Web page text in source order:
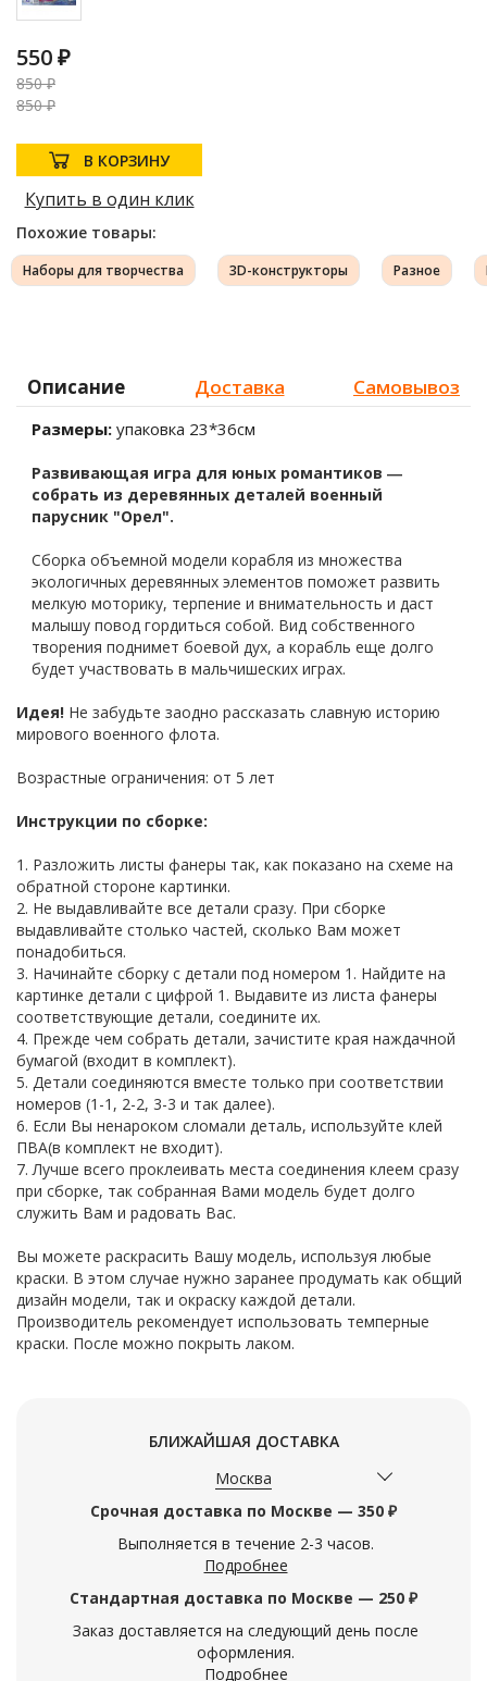
550 ₽
850 ₽
850 ₽
В КОРЗИНУ
Купить в один клик
Похожие товары:
Наборы для творчества 3D-конструкторы Разное
Описание Доставка Самовывоз
Размеры: упаковка 23*36см
Развивающая игра для юных романтиков ―
собрать из деревянных деталей военный
парусник "Орел".
Сборка объемной модели корабля из множества
экологичных деревянных элементов поможет развить
мелкую моторику, терпение и внимательность и даст
малышу повод гордиться собой. Вид собственного
творения поднимет боевой дух, а корабль еще долго
будет участвовать в мальчишеских играх.
Идея! Не забудьте заодно рассказать славную историю
мирового военного флота.
Возрастные ограничения: от 5 лет
Инструкции по сборке:
1. Разложить листы фанеры так, как показано на схеме на
обратной стороне картинки.
2. Не выдавливайте все детали сразу. При сборке
выдавливайте столько частей, сколько Вам может
понадобиться.
3. Начинайте сборку с детали под номером 1. Найдите на
картинке детали с цифрой 1. Выдавите из листа фанеры
соответствующие детали, соедините их.
4. Прежде чем собрать детали, зачистите края наждачной
бумагой (входит в комплект).
5. Детали соединяются вместе только при соответствии
номеров (1-1, 2-2, 3-3 и так далее).
6. Если Вы ненароком сломали деталь, используйте клей
ПВА(в комплект не входит).
7. Лучше всего проклеивать места соединения клеем сразу
при сборке, так собранная Вами модель будет долго
служить Вам и радовать Вас.
Вы можете раскрасить Вашу модель, используя любые
краски. В этом случае нужно заранее продумать как общий
дизайн модели, так и окраску каждой детали.
Производитель рекомендует использовать темперные
краски. После можно покрыть лаком.
БЛИЖАЙШАЯ ДОСТАВКА
Москва
Срочная доставка по Москве — 350 ₽
Выполняется в течение 2-3 часов.
Подробнее
Стандартная доставка по Москве — 250 ₽
Заказ доставляется на следующий день после
оформления.
Подробнее